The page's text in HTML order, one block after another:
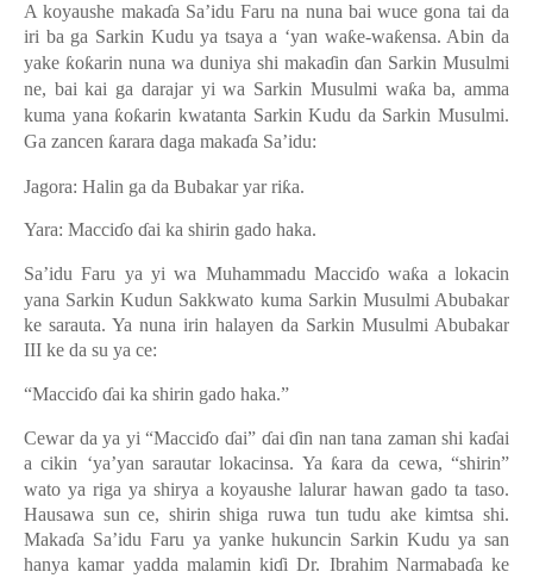
A koyaushe makaɗa Sa’idu Faru na nuna bai wuce gona tai da
iri ba ga Sarkin Kudu ya tsaya a ‘yan waƙe-waƙensa. Abin da
yake ƙoƙarin nuna wa duniya shi makaɗin ɗan Sarkin Musulmi
ne, bai kai ga darajar yi wa Sarkin Musulmi waƙa ba, amma
kuma yana ƙoƙarin kwatanta Sarkin Kudu da Sarkin Musulmi.
Ga zancen ƙarara daga makaɗa Sa’idu:
Jagora: Halin ga da Bubakar yar riƙa.
Yara: Macciɗo ɗai ka shirin gado haka.
Sa’idu Faru ya yi wa Muhammadu Macciɗo waƙa a lokacin
yana Sarkin Kudun Sakkwato kuma Sarkin Musulmi Abubakar
ke sarauta. Ya nuna irin halayen da Sarkin Musulmi Abubakar
III ke da su ya ce:
“Macciɗo ɗai ka shirin gado haka.”
Cewar da ya yi “Macciɗo ɗai” ɗaiɗin nan tana zaman shi kaɗai
a cikin ‘ya’yan sarautarlokacinsa. Ya ƙara da cewa, “shirin”
wato ya riga ya shirya a koyaushe lalurar hawan gado ta taso.
Hausawa sun ce, shirin shiga ruwa tun tudu ake kimtsa shi.
Makaɗa Sa’idu Faru ya yanke hukuncin Sarkin Kudu ya san
hanya kamar yadda malamin kiɗi Dr. Ibrahim Narmabaɗa ke